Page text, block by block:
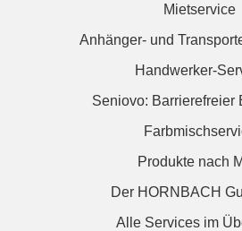
Mietservice
Anhänger- und
Handwerker-
Seniovo: Barrierefreier
Produkte nach
Der HORNBACH
Alle Services im